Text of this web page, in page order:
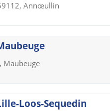
Annœullin
Maubeuge
Loos-Sequedin